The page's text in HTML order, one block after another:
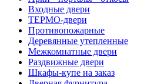
Входные двери
ТЕРМО-двери
Противопожарные
Деревянные утепленные
Межкомнатные двери
Раздвижные двери
Шкафы-купе на заказ